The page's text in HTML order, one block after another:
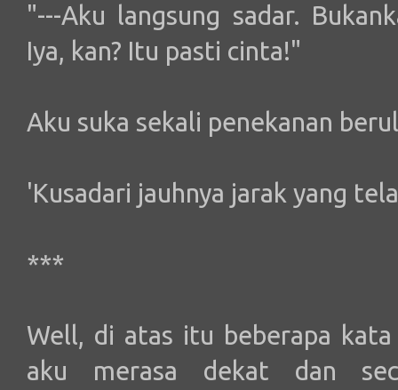
"---Aku langsung sadar.
Iya, kan? Itu pasti cinta!"
Aku suka sekali penekanan
'Kusadari jauhnya jarak yang
***
Well, di atas itu beberapa
aku merasa dekat dan